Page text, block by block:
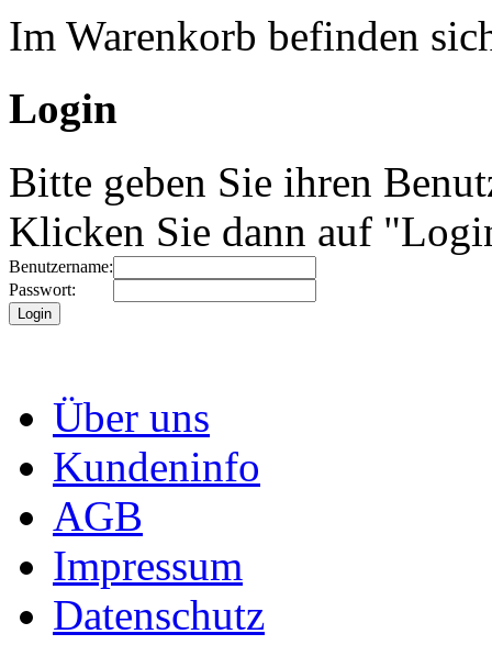
Im Warenkorb befinden
Login
Bitte geben Sie ihren
Klicken Sie dann auf
Benutzername:
Passwort:
Über uns
Kundeninfo
AGB
Impressum
Datenschutz